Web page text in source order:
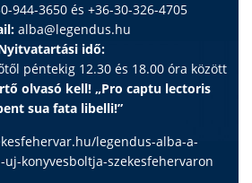
944-3650 és +36-30-326-4705
alba@legendus.hu
idő:
péntekig 12.30 és 18.00 óra között
olvasó kell! „Pro captu lectoris
sua fata libelli!”
legendus-alba-a-
konyvesboltja-szekesfehervaron